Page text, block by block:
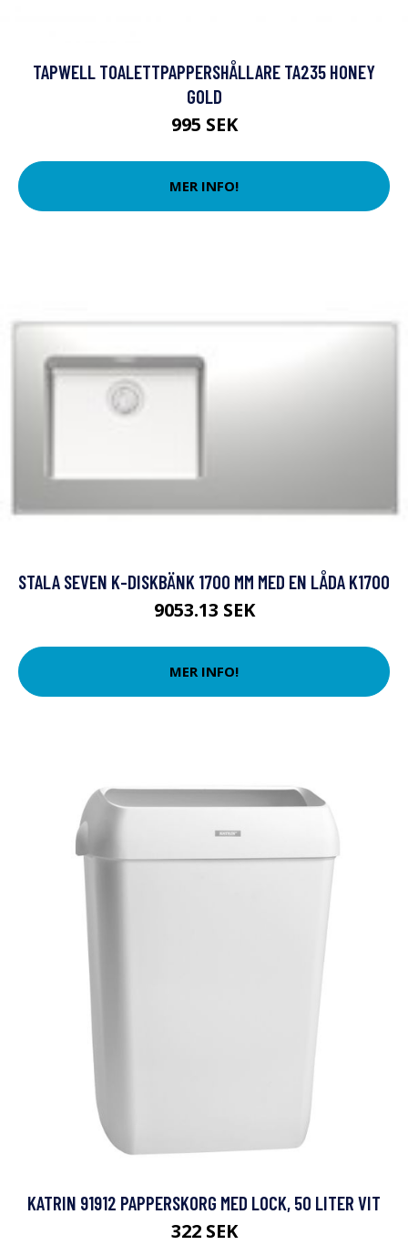
TAPWELL TOALETTPAPPERSHÅLLARE TA235 HONEY
GOLD
995 SEK
MER INFO!
STALA SEVEN K-DISKBÄNK 1700 MM MED EN LÅDA K1700
9053.13 SEK
MER INFO!
KATRIN 91912 PAPPERSKORG MED LOCK, 50 LITER VIT
322 SEK